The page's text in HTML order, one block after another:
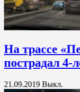
На трассе
пострадал 4-
21.09.2019 Выкл.